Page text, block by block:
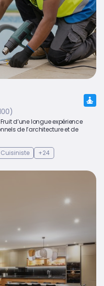
d’une longue expérience
de l’architecture et de
Cuisiniste +24